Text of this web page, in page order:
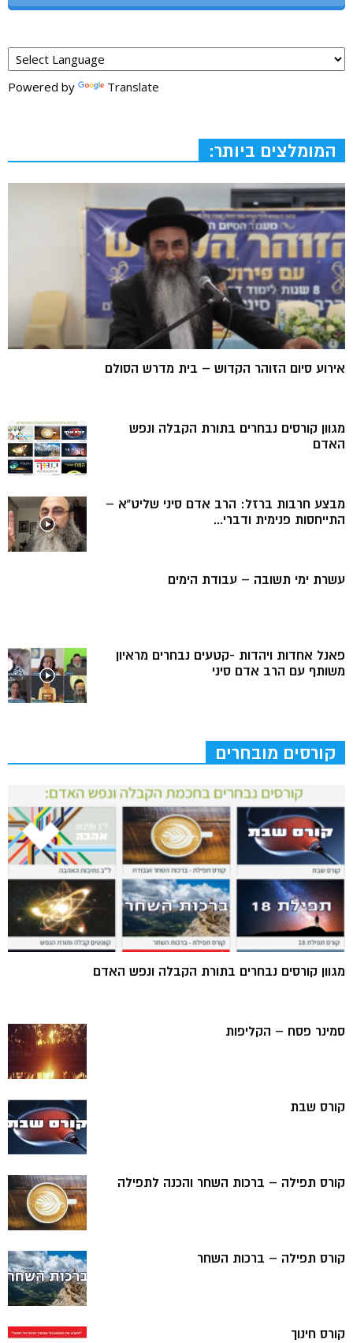
Powered by Translate
המומלצים ביותר:
אירוע סיום הזוהר הקדוש – בית מדרש הסולם
מגוון קורסים נבחרים בתורת הקבלה ונפש
האדם
מבצע חרבות ברזל: הרב אדם סיני שליט”א –
התייחסות פנימית ודברי...
עשרת ימי תשובה – עבודת הימים
פאנל אחדות ויהדות -קטעים נבחרים מראיון
משותף עם הרב אדם סיני
קורסים מובחרים
מגוון קורסים נבחרים בתורת הקבלה ונפש האדם
סמינר פסח – הקליפות
קורס שבת
קורס תפילה – ברכות השחר והכנה לתפילה
קורס תפילה – ברכות השחר
קורס חינוך